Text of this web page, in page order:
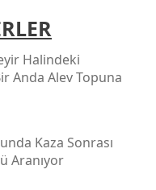
Halindeki
Anda Alev Topuna
Kaza Sonrası
Aranıyor